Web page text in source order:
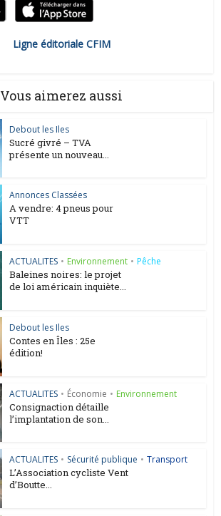
Ligne éditoriale CFIM
Vous aimerez aussi
Debout les Iles
Sucré givré – TVA
présente un nouveau...
Annonces Classées
A vendre: 4 pneus pour
VTT
ACTUALITES • Environnement • Pêche
Baleines noires: le projet
de loi américain inquiète...
Debout les Iles
Contes en Îles : 25e
édition!
ACTUALITES • Économie • Environnement
Consignaction détaille
l’implantation de son...
ACTUALITES • Sécurité publique • Transport
L’Association cycliste Vent
d’Boutte...